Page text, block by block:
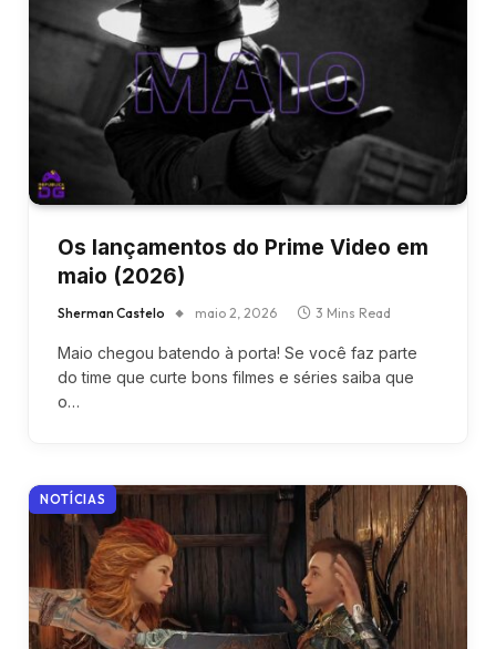
Os lançamentos do Prime Video em
maio (2026)
Sherman Castelo maio 2, 2026 3 Mins Read
Maio chegou batendo à porta! Se você faz parte
do time que curte bons filmes e séries saiba que
o…
NOTÍCIAS